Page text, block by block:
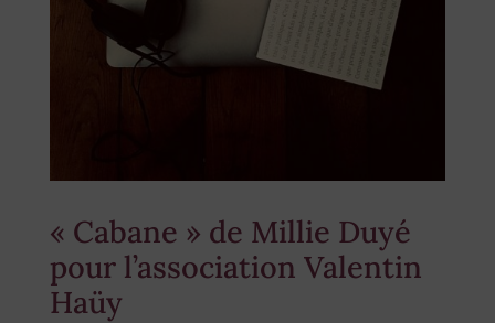
« Cabane » de Millie Duyé
pour l’association Valentin
Haüy